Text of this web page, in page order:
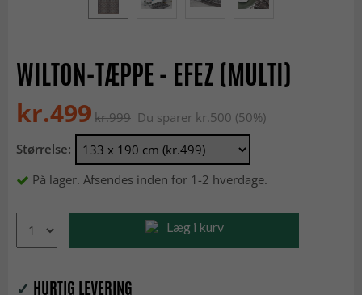
WILTON-TÆPPE - EFEZ (MULTI)
kr.499 kr.999 Du sparer kr.500 (50%)
Størrelse:
På lager. Afsendes inden for 1-2 hverdage.
Læg i kurv
✓ HURTIG LEVERING